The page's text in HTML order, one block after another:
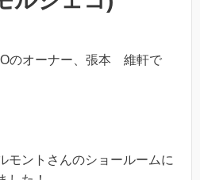
のオーナー、張本 維軒で
モントさんのショールームに